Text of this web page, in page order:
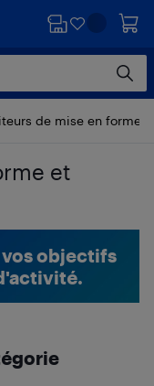
de mise en forme
et
objectifs